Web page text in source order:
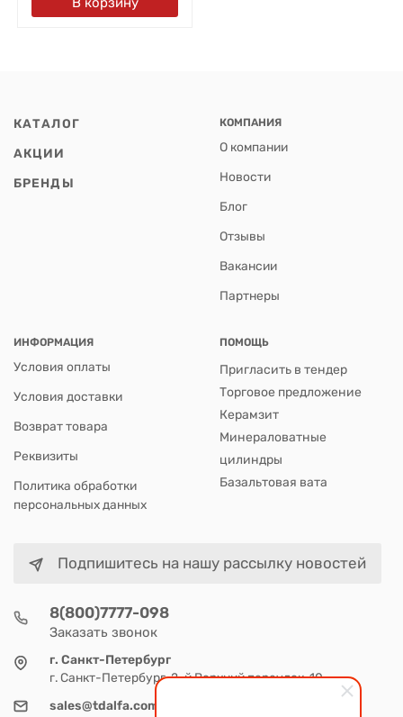
КАТАЛОГ
АКЦИИ
БРЕНДЫ
КОМПАНИЯ
О компании
Новости
Блог
Отзывы
Вакансии
Партнеры
ИНФОРМАЦИЯ
Условия оплаты
Условия доставки
Возврат товара
Реквизиты
Политика обработки
персональных данных
ПОМОЩЬ
Пригласить в тендер
Торговое предложение
Керамзит
Минераловатные
цилиндры
Базальтовая вата
Подпишитесь на нашу рассылку новостей
8(800)7777-098
Заказать звонок
г. Санкт-Петербург
г. Санкт-Петербург, 2-й Верхний переулок, 10
sales@tdalfa.com